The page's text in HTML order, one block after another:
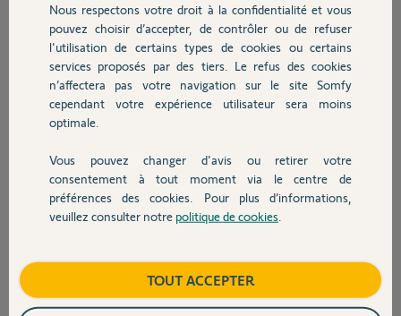
Chauffage
Autres produits
Devis avec un pro
Contact
Situation future :
Nous allons emménager dans une maison en location dont nous
serons les premiers locataires.
Les propriétaires nous fournissent déjà une TaHoma Switch, qu’il
suffira d’installer.
Ma question est la suivante :
Lors de la vente de notre maison, vaut-il mieux laisser notre TaHoma
Switch aux futurs acquéreurs avec les volets roulants déjà configurés,
ou bien récupérer notre propre TaHoma Switch pour l’emmener dans
notre future location et remplacer celle fournie par le propriétaire ?
Y a-t-il des précautions particulières à prendre (suppression du
compte, transfert des équipements, réinitialisation, gestion de la
Nous respectons votre droit à la confidentialité et vous
pouvez choisir d’accepter, de contrôler ou de refuser
l'utilisation de certains types de cookies ou certains
services proposés par des tiers. Le refus des cookies
n’affectera pas votre navigation sur le site Somfy
cependant votre expérience utilisateur sera moins
optimale.
Vous pouvez changer d'avis ou retirer votre
consentement à tout moment via le centre de
préférences des cookies. Pour plus d’informations,
veuillez consulter notre politique de cookies
TOUT ACCEPTER